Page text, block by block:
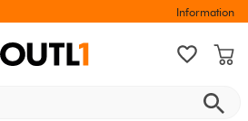
Information